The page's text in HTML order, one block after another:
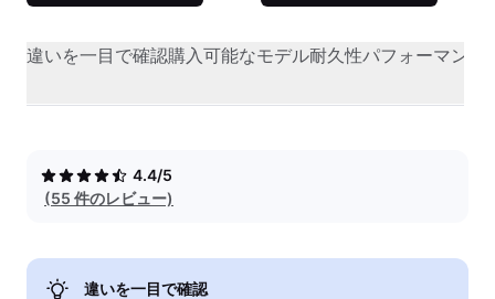
違いを一目で確認購入可能なモデル耐久性パフォーマンス
4.4/5
(55 件のレビュー)
違いを一目で確認